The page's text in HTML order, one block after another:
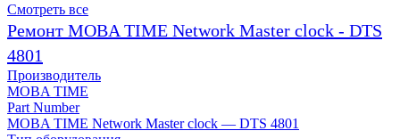
Смотреть все
Ремонт MOBA TIME Network Master clock - DTS
4801
Производитель
MOBA TIME
Part Number
MOBA TIME Network Master clock — DTS 4801